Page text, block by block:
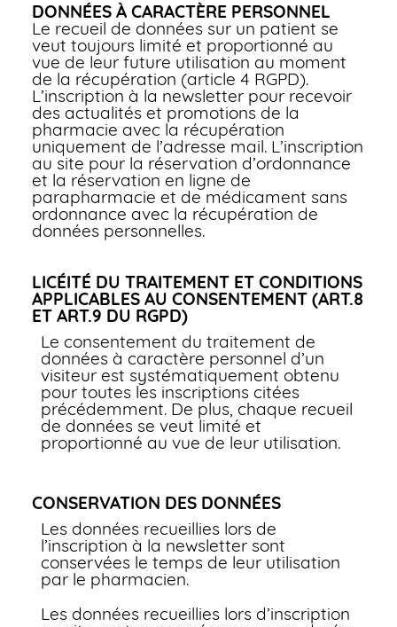
DONNÉES À CARACTÈRE PERSONNEL
Le recueil de données sur un patient se
veut toujours limité et proportionné au
vue de leur future utilisation au moment
de la récupération (article 4 RGPD).
L’inscription à la newsletter pour recevoir
des actualités et promotions de la
pharmacie avec la récupération
uniquement de l’adresse mail. L’inscription
au site pour la réservation d’ordonnance
et la réservation en ligne de
parapharmacie et de médicament sans
ordonnance avec la récupération de
données personnelles.
LICÉITÉ DU TRAITEMENT ET CONDITIONS
APPLICABLES AU CONSENTEMENT (ART.8
ET ART.9 DU RGPD)
Le consentement du traitement de
données à caractère personnel d’un
visiteur est systématiquement obtenu
pour toutes les inscriptions citées
précédemment. De plus, chaque recueil
de données se veut limité et
proportionné au vue de leur utilisation.
CONSERVATION DES DONNÉES
Les données recueillies lors de
l’inscription à la newsletter sont
conservées le temps de leur utilisation
par le pharmacien.
Les données recueillies lors d’inscription